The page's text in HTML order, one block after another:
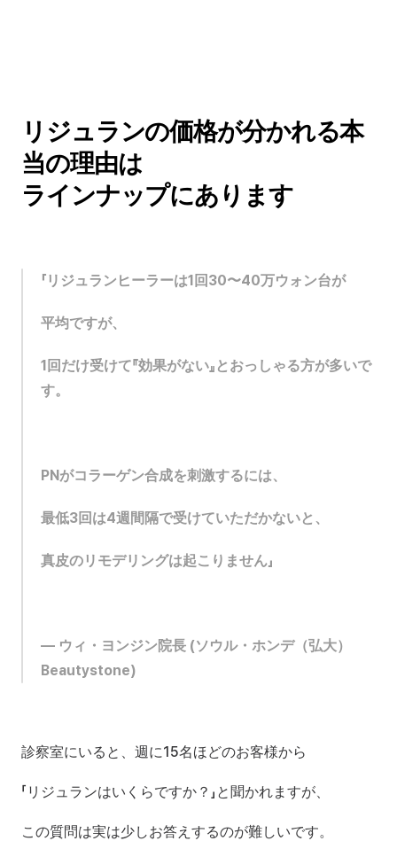
リジュランの価格が分かれる本
当の理由は
ラインナップにあります
「リジュランヒーラーは1回30〜40万ウォン台が
平均ですが、
1回だけ受けて『効果がない』とおっしゃる方が多いで
す。
PNがコラーゲン合成を刺激するには、
最低3回は4週間隔で受けていただかないと、
真皮のリモデリングは起こりません」
— ウィ・ヨンジン院長 (ソウル・ホンデ（弘大）
Beautystone)
診察室にいると、週に15名ほどのお客様から
「リジュランはいくらですか？」と聞かれますが、
この質問は実は少しお答えするのが難しいです。